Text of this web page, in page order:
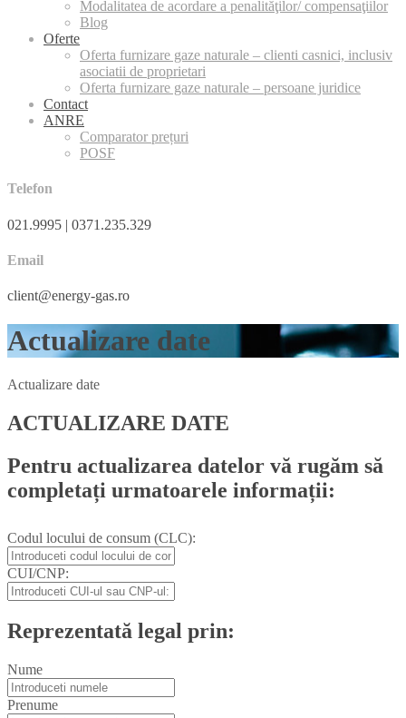
Modalitatea de acordare a penalităţilor/ compensaţiilor
Blog
Oferte
Oferta furnizare gaze naturale – clienti casnici, inclusiv
asociatii de proprietari
Oferta furnizare gaze naturale – persoane juridice
Contact
ANRE
Comparator prețuri
POSF
Telefon
021.9995 | 0371.235.329
Email
client@energy-gas.ro
Actualizare date
Actualizare date
ACTUALIZARE DATE
Pentru actualizarea datelor vă rugăm să
completați urmatoarele informații:
Codul locului de consum (CLC):
CUI/CNP:
Reprezentată legal prin:
Nume
Prenume